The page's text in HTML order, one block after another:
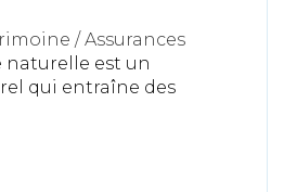
/Assurances
naturelle est un
qui entraîne des